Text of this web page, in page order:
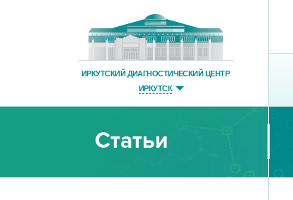
ИРКУТСКИЙ ДИАГНОСТИЧЕСКИЙ ЦЕНТР
ИРКУТСК
Статьи